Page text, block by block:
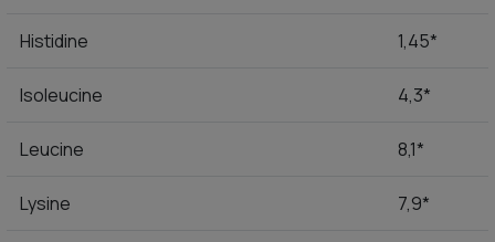
Histidine 1,45*
Isoleucine 4,3*
Leucine 8,1*
Lysine 7,9*